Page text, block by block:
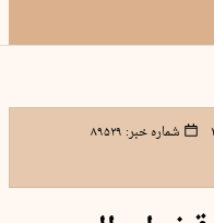
شماره خبر: ۸۹۵۲۹